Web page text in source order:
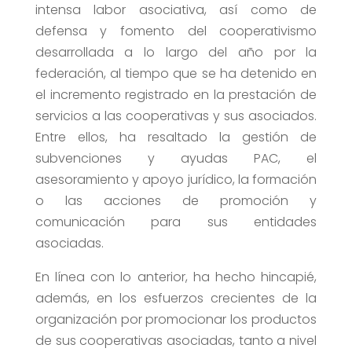
intensa labor asociativa, así como de
defensa y fomento del cooperativismo
desarrollada a lo largo del año por la
federación, al tiempo que se ha detenido en
el incremento registrado en la prestación de
servicios a las cooperativas y sus asociados.
Entre ellos, ha resaltado la gestión de
subvenciones y ayudas PAC, el
asesoramiento y apoyo jurídico, la formación
o las acciones de promoción y
comunicación para sus entidades
asociadas.
En línea con lo anterior, ha hecho hincapié,
además, en los esfuerzos crecientes de la
organización por promocionar los productos
de sus cooperativas asociadas, tanto a nivel